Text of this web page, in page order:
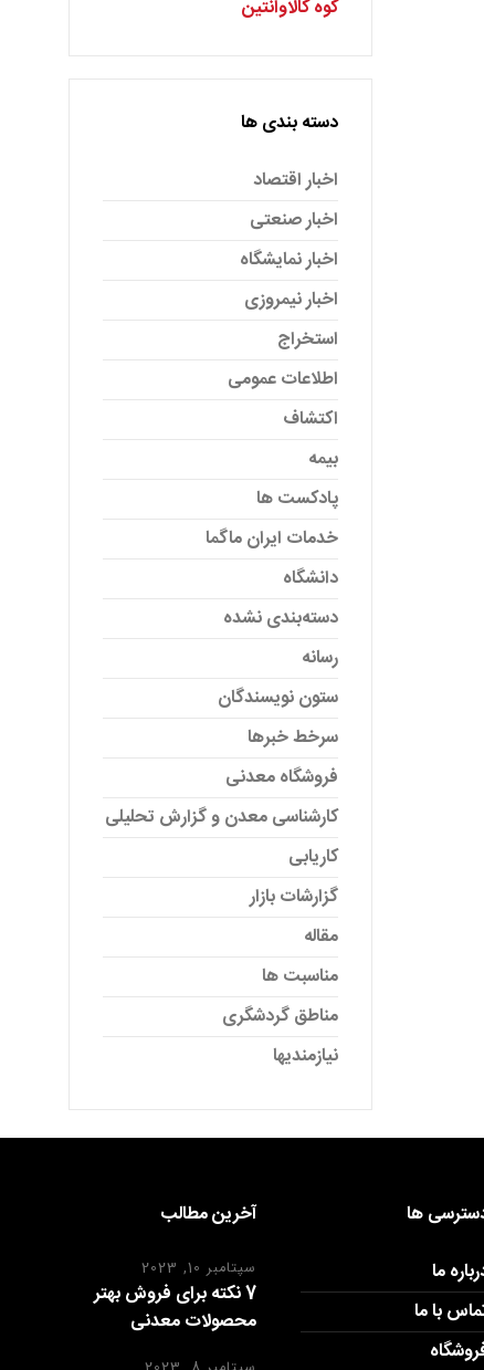
کوه کالاوانتین
دسته بندی ها
اخبار اقتصاد
اخبار صنعتی
اخبار نمایشگاه
اخبار نیمروزی
استخراج
اطلاعات عمومی
اکتشاف
بیمه
پادکست ها
خدمات ایران ماگما
دانشگاه
دسته‌بندی نشده
رسانه
ستون نویسندگان
سرخط خبرها
فروشگاه معدنی
کارشناسی معدن و گزارش تحلیلی
کاریابی
گزارشات بازار
مقاله
مناسبت ها
مناطق گردشگری
نیازمندیها
ها
ما
با ما
آخرین مطالب
سپتامبر 10, 2023
7 نکته برای فروش بهتر
محصولات معدنی